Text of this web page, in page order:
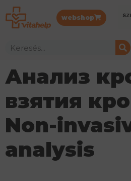
webshop
Анализ
взятия
Non-
analysis